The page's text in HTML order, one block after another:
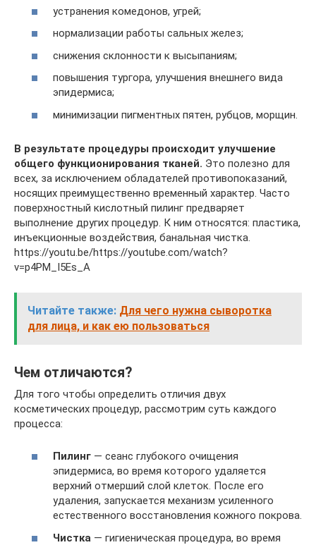
устранения комедонов, угрей;
нормализации работы сальных желез;
снижения склонности к высыпаниям;
повышения тургора, улучшения внешнего вида
эпидермиса;
минимизации пигментных пятен, рубцов, морщин.
В результате процедуры происходит улучшение
общего функционирования тканей. Это полезно для
всех, за исключением обладателей противопоказаний,
носящих преимущественно временный характер. Часто
поверхностный кислотный пилинг предваряет
выполнение других процедур. К ним относятся: пластика,
инъекционные воздействия, банальная чистка.
https://youtu.be/https://youtube.com/watch?
v=p4PM_I5Es_A
Читайте также: Для чего нужна сыворотка
для лица, и как ею пользоваться
Чем отличаются?
Для того чтобы определить отличия двух
косметических процедур, рассмотрим суть каждого
процесса:
Пилинг — сеанс глубокого очищения
эпидермиса, во время которого удаляется
верхний отмерший слой клеток. После его
удаления, запускается механизм усиленного
естественного восстановления кожного покрова.
Чистка — гигиеническая процедура, во время